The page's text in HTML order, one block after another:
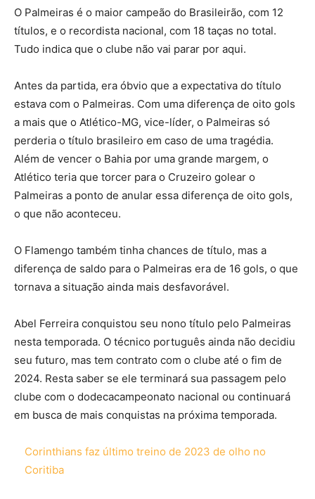
O Palmeiras é o maior campeão do Brasileirão, com 12
títulos, e o recordista nacional, com 18 taças no total.
Tudo indica que o clube não vai parar por aqui.
Antes da partida, era óbvio que a expectativa do título
estava com o Palmeiras. Com uma diferença de oito gols
a mais que o Atlético-MG, vice-líder, o Palmeiras só
perderia o título brasileiro em caso de uma tragédia.
Além de vencer o Bahia por uma grande margem, o
Atlético teria que torcer para o Cruzeiro golear o
Palmeiras a ponto de anular essa diferença de oito gols,
o que não aconteceu.
O Flamengo também tinha chances de título, mas a
diferença de saldo para o Palmeiras era de 16 gols, o que
tornava a situação ainda mais desfavorável.
Abel Ferreira conquistou seu nono título pelo Palmeiras
nesta temporada. O técnico português ainda não decidiu
seu futuro, mas tem contrato com o clube até o fim de
2024. Resta saber se ele terminará sua passagem pelo
clube com o dodecacampeonato nacional ou continuará
em busca de mais conquistas na próxima temporada.
Corinthians faz último treino de 2023 de olho no
Coritiba